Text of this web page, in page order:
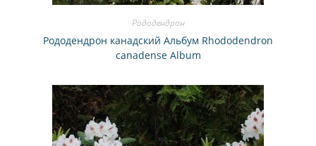
Рододендрон
Рододендрон канадский Альбум Rhododendron
canadense Album